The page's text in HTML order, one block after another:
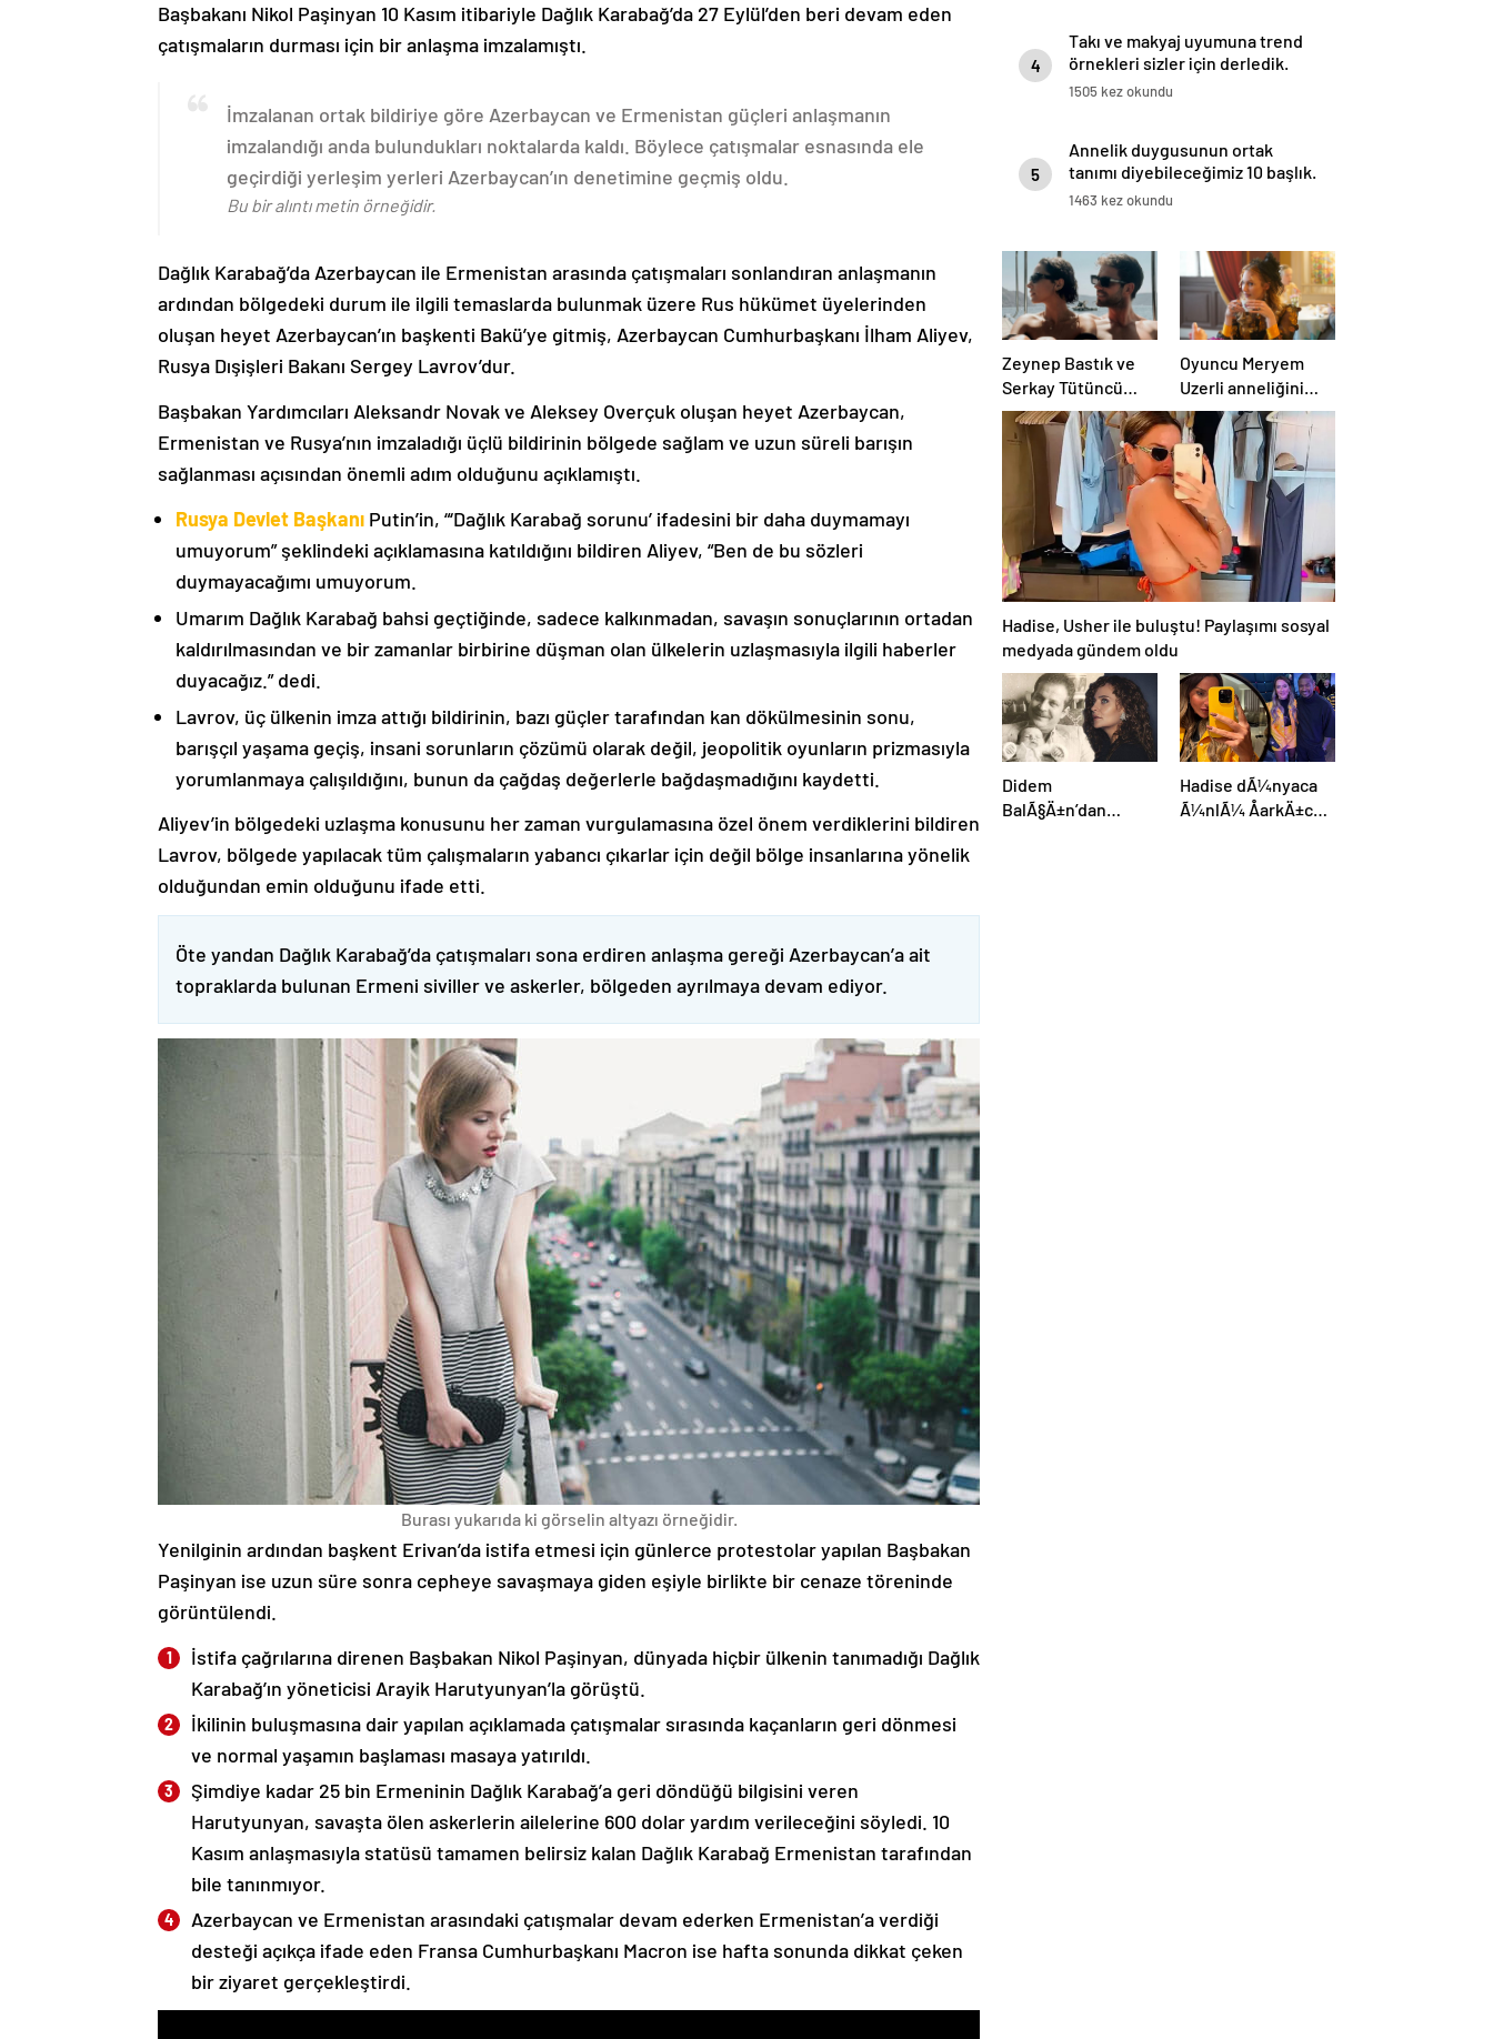
Başbakanı Nikol Paşinyan 10 Kasım itibariyle Dağlık Karabağ’da 27 Eylül’den beri devam eden
çatışmaların durması için bir anlaşma imzalamıştı.
İmzalanan ortak bildiriye göre Azerbaycan ve Ermenistan güçleri anlaşmanın
imzalandığı anda bulundukları noktalarda kaldı. Böylece çatışmalar esnasında ele
geçirdiği yerleşim yerleri Azerbaycan’ın denetimine geçmiş oldu.
Bu bir alıntı metin örneğidir.
Dağlık Karabağ’da Azerbaycan ile Ermenistan arasında çatışmaları sonlandıran anlaşmanın
ardından bölgedeki durum ile ilgili temaslarda bulunmak üzere Rus hükümet üyelerinden
oluşan heyet Azerbaycan’ın başkenti Bakü’ye gitmiş, Azerbaycan Cumhurbaşkanı İlham Aliyev,
Rusya Dışişleri Bakanı Sergey Lavrov’dur.
Başbakan Yardımcıları Aleksandr Novak ve Aleksey Overçuk oluşan heyet Azerbaycan,
Ermenistan ve Rusya’nın imzaladığı üçlü bildirinin bölgede sağlam ve uzun süreli barışın
sağlanması açısından önemli adım olduğunu açıklamıştı.
Rusya Devlet Başkanı Putin’in, “‘Dağlık Karabağ sorunu’ ifadesini bir daha duymamayı
umuyorum” şeklindeki açıklamasına katıldığını bildiren Aliyev, “Ben de bu sözleri
duymayacağımı umuyorum.
Umarım Dağlık Karabağ bahsi geçtiğinde, sadece kalkınmadan, savaşın sonuçlarının ortadan
kaldırılmasından ve bir zamanlar birbirine düşman olan ülkelerin uzlaşmasıyla ilgili haberler
duyacağız.” dedi.
Lavrov, üç ülkenin imza attığı bildirinin, bazı güçler tarafından kan dökülmesinin sonu,
barışçıl yaşama geçiş, insani sorunların çözümü olarak değil, jeopolitik oyunların prizmasıyla
yorumlanmaya çalışıldığını, bunun da çağdaş değerlerle bağdaşmadığını kaydetti.
Aliyev’in bölgedeki uzlaşma konusunu her zaman vurgulamasına özel önem verdiklerini bildiren
Lavrov, bölgede yapılacak tüm çalışmaların yabancı çıkarlar için değil bölge insanlarına yönelik
olduğundan emin olduğunu ifade etti.
Öte yandan Dağlık Karabağ’da çatışmaları sona erdiren anlaşma gereği Azerbaycan’a ait
topraklarda bulunan Ermeni siviller ve askerler, bölgeden ayrılmaya devam ediyor.
Burası yukarıda ki görselin altyazı örneğidir.
Yenilginin ardından başkent Erivan’da istifa etmesi için günlerce protestolar yapılan Başbakan
Paşinyan ise uzun süre sonra cepheye savaşmaya giden eşiyle birlikte bir cenaze töreninde
görüntülendi.
İstifa çağrılarına direnen Başbakan Nikol Paşinyan, dünyada hiçbir ülkenin tanımadığı Dağlık
Karabağ’ın yöneticisi Arayik Harutyunyan’la görüştü.
İkilinin buluşmasına dair yapılan açıklamada çatışmalar sırasında kaçanların geri dönmesi
ve normal yaşamın başlaması masaya yatırıldı.
Şimdiye kadar 25 bin Ermeninin Dağlık Karabağ’a geri döndüğü bilgisini veren
Harutyunyan, savaşta ölen askerlerin ailelerine 600 dolar yardım verileceğini söyledi. 10
Kasım anlaşmasıyla statüsü tamamen belirsiz kalan Dağlık Karabağ Ermenistan tarafından
bile tanınmıyor.
Azerbaycan ve Ermenistan arasındaki çatışmalar devam ederken Ermenistan’a verdiği
desteği açıkça ifade eden Fransa Cumhurbaşkanı Macron ise hafta sonunda dikkat çeken
bir ziyaret gerçekleştirdi.
4
Takı ve makyaj uyumuna trend
örnekleri sizler için derledik.
1505 kez okundu
5
Annelik duygusunun ortak
tanımı diyebileceğimiz 10 başlık.
1463 kez okundu
Zeynep Bastık ve
Serkay Tütüncü
ilişkilerinin 1. yılını
kutladı
Oyuncu Meryem
Uzerli anneliğini
anlattı: “Hem
disiplinli hem
rahatım”
Hadise, Usher ile buluştu! Paylaşımı sosyal
medyada gündem oldu
Didem
BalÃ§Ä±n’dan
Hadise dÃ¼nyaca
Ã¼nlÃ¼ ÅarkÄ±cÄ±